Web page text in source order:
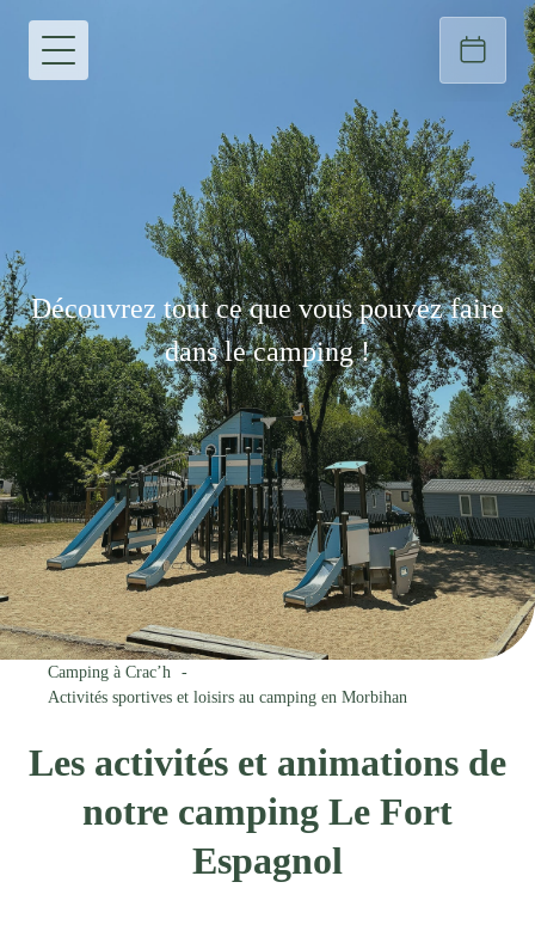
Découvrez tout ce que vous pouvez faire
dans le camping !
Camping à Crac’h
Activités sportives et loisirs au camping en Morbihan
Les activités et animations de
notre camping Le Fort
Espagnol